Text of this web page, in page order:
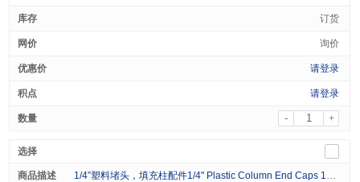
订货
询价
请登录
请登录
- +
1/4”塑料堵头，填充柱配件1/4" Plastic Column End Caps 100/pk